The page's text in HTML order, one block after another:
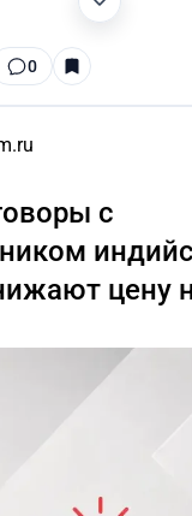
0
с
цену